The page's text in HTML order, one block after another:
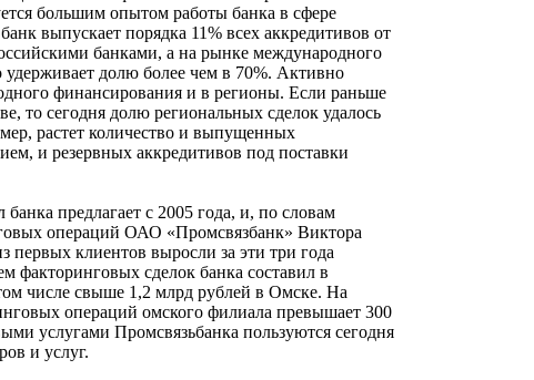
большим опытом работы банка в сфере
выпускает порядка 11% всех аккредитивов от
банками, а на рынке международного
долю более чем в 70%. Активно
финансирования и в регионы. Если раньше
то сегодня долю региональных сделок удалось
растет количество и выпущенных
и резервных аккредитивов под поставки
предлагает с 2005 года, и, по словам
операций ОАО «Промсвязбанк» Виктора
клиентов выросли за эти три года
факторинговых сделок банка составил в
числе свыше 1,2 млрд рублей в Омске. На
операций омского филиала превышает 300
услугами Промсвязьбанка пользуются сегодня
и услуг.